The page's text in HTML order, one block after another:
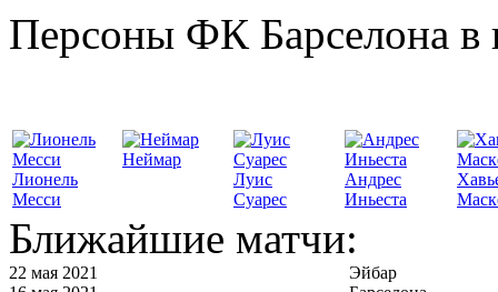
Персоны ФК Барселона в
Лионель
Месси
Неймар
Луис
Суарес
Андрес
Иньеста
Ближайшие матчи:
22 мая 2021
Эйбар